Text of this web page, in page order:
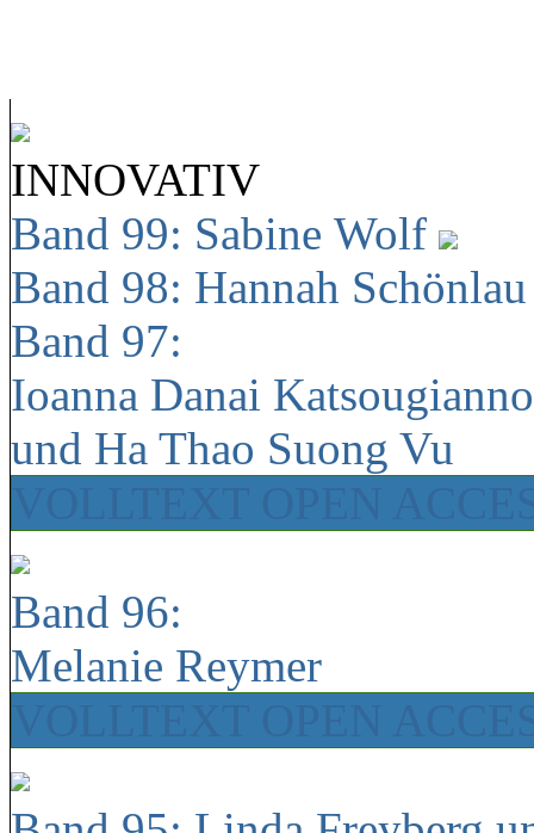
INNOVATIV
Band 99: Sabine Wolf
Band 98: Hannah
Band 97:
Ioanna Danai
und Ha Thao Suong Vu
Band 96:
Melanie Reymer